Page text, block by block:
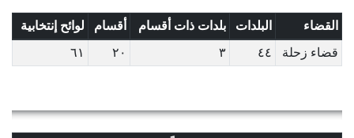
القضاء البلدات بلدات ذات أقسام أقسام
لوائح إنتخابية
قضاء زحلة
٤٤ ٣ ٢٠ ٦١